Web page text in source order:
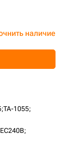
TA-1055;
EC240B;
наличие